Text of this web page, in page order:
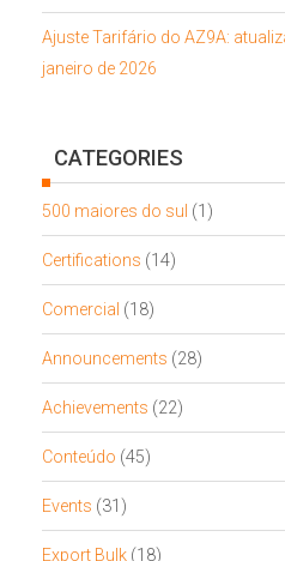
Ajuste Tarifário do AZ9A:
janeiro de 2026
CATEGORIES
500 maiores do sul (1)
Certifications (14)
Comercial (18)
Announcements (28)
Achievements (22)
Conteúdo (45)
Events (31)
Export Bulk (18)